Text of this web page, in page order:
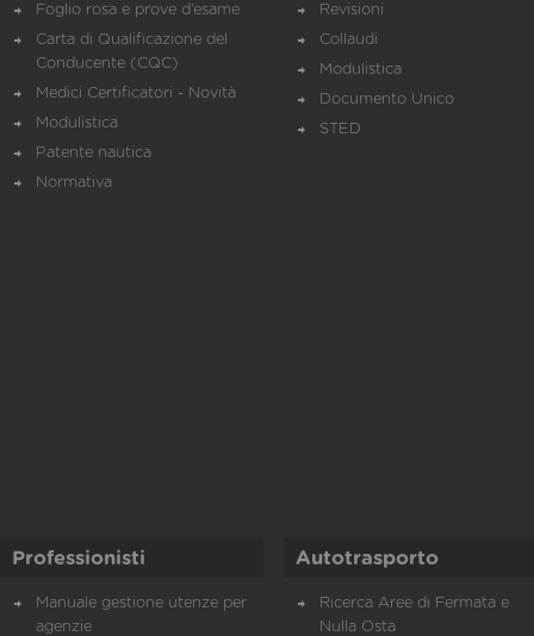
Foglio rosa e prove d’esame
Carta di Qualificazione del
Conducente (CQC)
Medici Certificatori - Novità
Modulistica
Patente nautica
Normativa
Revisioni
Collaudi
Modulistica
Documento Unico
STED
Professionisti
Manuale gestione utenze per
agenzie
Autotrasporto
Ricerca Aree di Fermata e
Nulla Osta